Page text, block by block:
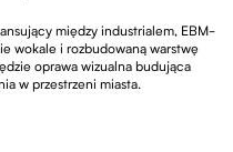
między industrialem, EBM-
wokale i rozbudowaną warstwę
oprawa wizualna budująca
w przestrzeni miasta.